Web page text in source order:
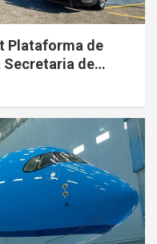
Plataforma de
Secretaria de